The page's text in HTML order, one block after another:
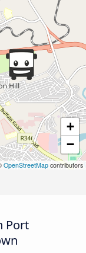
+
−
OpenStreetMap contributors
Port